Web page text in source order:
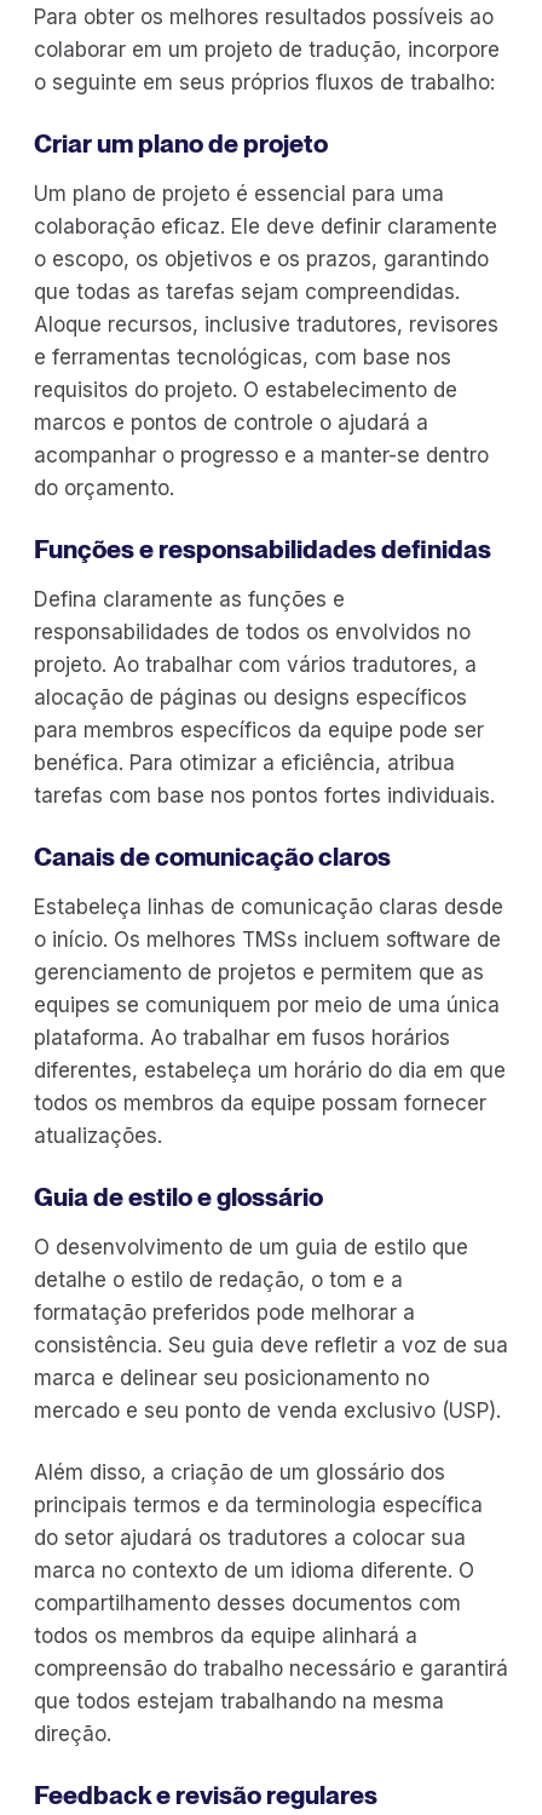
Para obter os melhores resultados possíveis ao
colaborar em um projeto de tradução, incorpore
o seguinte em seus próprios fluxos de trabalho:
Criar um plano de projeto
Um plano de projeto é essencial para uma
colaboração eficaz. Ele deve definir claramente
o escopo, os objetivos e os prazos, garantindo
que todas as tarefas sejam compreendidas.
Aloque recursos, inclusive tradutores, revisores
e ferramentas tecnológicas, com base nos
requisitos do projeto. O estabelecimento de
marcos e pontos de controle o ajudará a
acompanhar o progresso e a manter-se dentro
do orçamento.
Funções e responsabilidades definidas
Defina claramente as funções e
responsabilidades de todos os envolvidos no
projeto. Ao trabalhar com vários tradutores, a
alocação de páginas ou designs específicos
para membros específicos da equipe pode ser
benéfica. Para otimizar a eficiência, atribua
tarefas com base nos pontos fortes individuais.
Canais de comunicação claros
Estabeleça linhas de comunicação claras desde
o início. Os melhores TMSs incluem software de
gerenciamento de projetos e permitem que as
equipes se comuniquem por meio de uma única
plataforma. Ao trabalhar em fusos horários
diferentes, estabeleça um horário do dia em que
todos os membros da equipe possam fornecer
atualizações.
Guia de estilo e glossário
O desenvolvimento de um guia de estilo que
detalhe o estilo de redação, o tom e a
formatação preferidos pode melhorar a
consistência. Seu guia deve refletir a voz de sua
marca e delinear seu posicionamento no
mercado e seu ponto de venda exclusivo (USP).
Além disso, a criação de um glossário dos
principais termos e da terminologia específica
do setor ajudará os tradutores a colocar sua
marca no contexto de um idioma diferente. O
compartilhamento desses documentos com
todos os membros da equipe alinhará a
compreensão do trabalho necessário e garantirá
que todos estejam trabalhando na mesma
direção.
Feedback e revisão regulares